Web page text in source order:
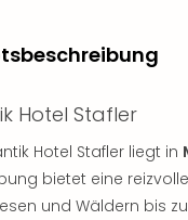
Hotel Stafler
Hotel Stafler liegt in
bietet eine
und Wäldern bis